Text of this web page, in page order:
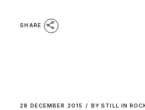
SHARE
28 DECEMBER 2015 BY STILL IN